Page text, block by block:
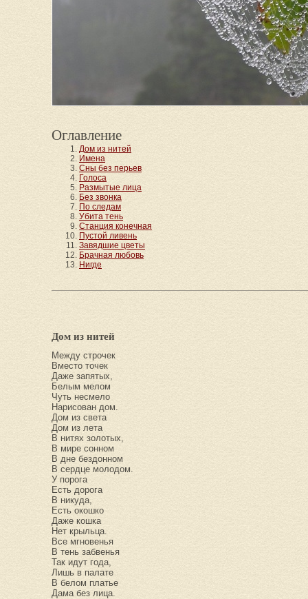
Оглавление
Дом из нитей
Имена
Сны без перьев
Голоса
Размытые лица
Без звонка
По следам
Убита тень
Станция конечная
Пустой ливень
Завядшие цветы
Брачная любовь
Нигде
Дом из нитей
Между строчек
Вместо точек
Даже запятых,
Белым мелом
Чуть несмело
Нарисован дом.
Дом из света
Дом из лета
В нитях золотых,
В мире сонном
В дне бездонном
В сердце молодом.
У порога
Есть дорога
В никуда,
Есть окошко
Даже кошка
Нет крыльца.
Все мгновенья
В тень забвенья
Так идут года,
Лишь в палате
В белом платье
Дама без лица.